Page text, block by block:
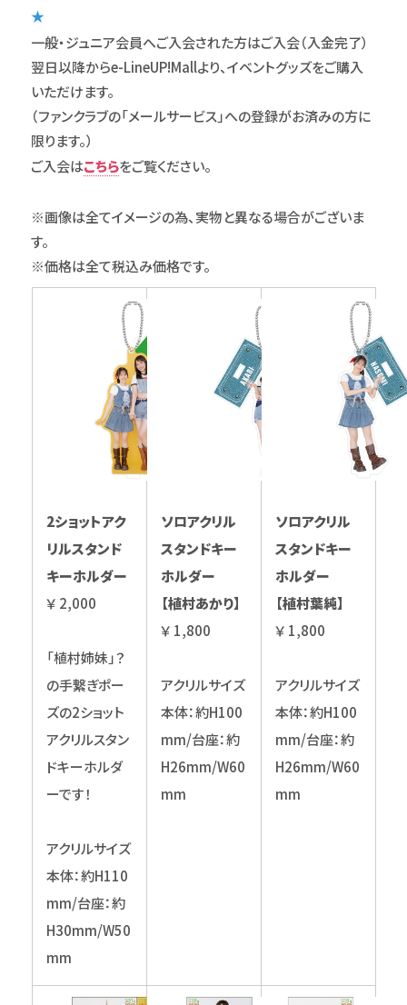
★
一般・ジュニア会員へご入会された方はご入会（入金完了）
翌日以降からe-LineUP!Mallより、イベントグッズをご購入
いただけます。
（ファンクラブの「メールサービス」への登録がお済みの方に
限ります。）
ご入会はこちらをご覧ください。
※画像は全てイメージの為、実物と異なる場合がございま
す。
※価格は全て税込み価格です。
2ショットアク
リルスタンド
キーホルダー
￥ 2,000
「植村姉妹」？
の手繋ぎポー
ズの2ショット
アクリルスタン
ドキーホルダ
ーです！
アクリルサイズ
本体：約H110
mm/台座：約
H30mm/W50
mm
ソロアクリル
スタンドキー
ホルダー
【植村あかり】
￥ 1,800
アクリルサイズ
本体：約H100
mm/台座：約
H26mm/W60
mm
ソロアクリル
スタンドキー
ホルダー
【植村葉純】
￥ 1,800
アクリルサイズ
本体：約H100
mm/台座：約
H26mm/W60
mm